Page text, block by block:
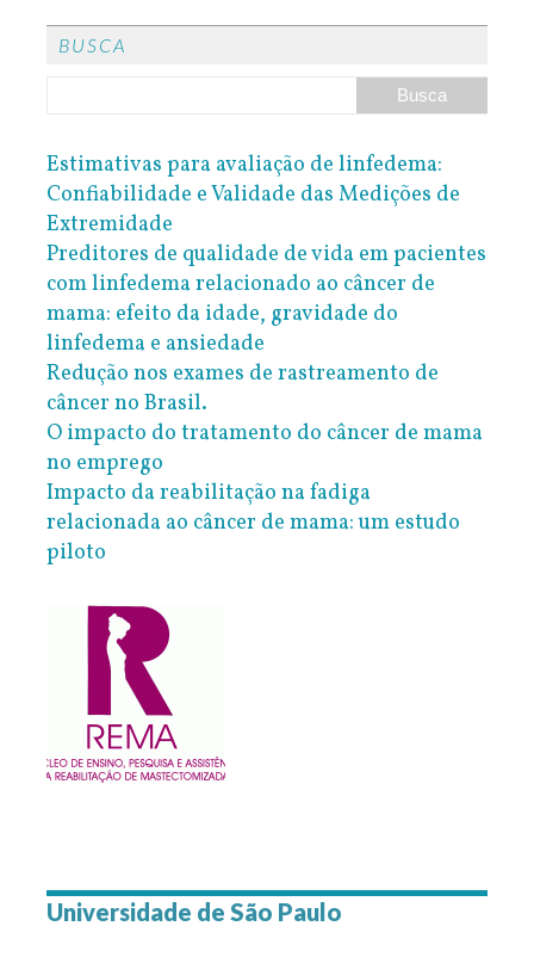
BUSCA
Estimativas para avaliação de linfedema:
Confiabilidade e Validade das Medições de
Extremidade
Preditores de qualidade de vida em pacientes
com linfedema relacionado ao câncer de
mama: efeito da idade, gravidade do
linfedema e ansiedade
Redução nos exames de rastreamento de
câncer no Brasil.
O impacto do tratamento do câncer de mama
no emprego
Impacto da reabilitação na fadiga
relacionada ao câncer de mama: um estudo
piloto
Universidade de São Paulo